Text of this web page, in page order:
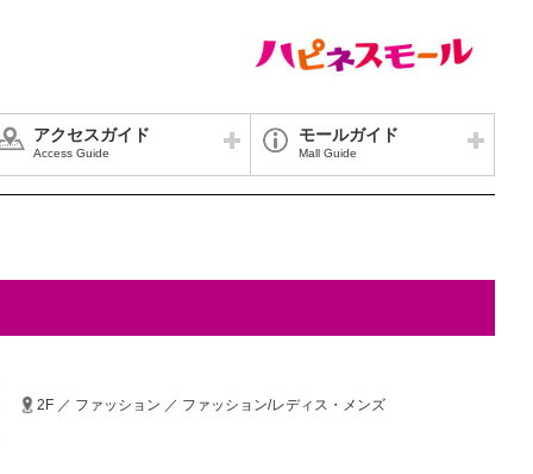
アクセスガイド
Access Guide
モールガイド
Mall Guide
2F ／ ファッション ／ ファッション/レディス・メンズ